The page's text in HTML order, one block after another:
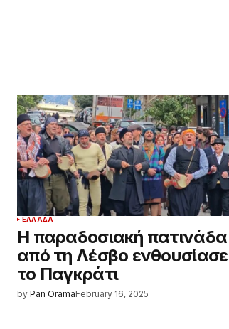
ΕΛΛΆΔΑ
Η παραδοσιακή πατινάδα
από τη Λέσβο ενθουσίασε
το Παγκράτι
by Pan OramaFebruary 16, 2025